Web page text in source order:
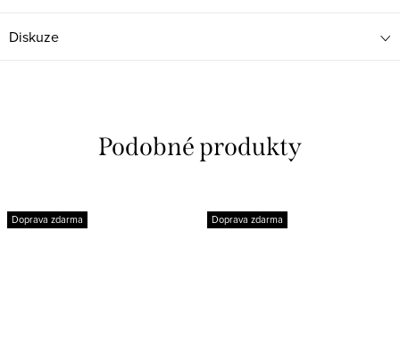
Diskuze
Doprava zdarma Doprava zdarma